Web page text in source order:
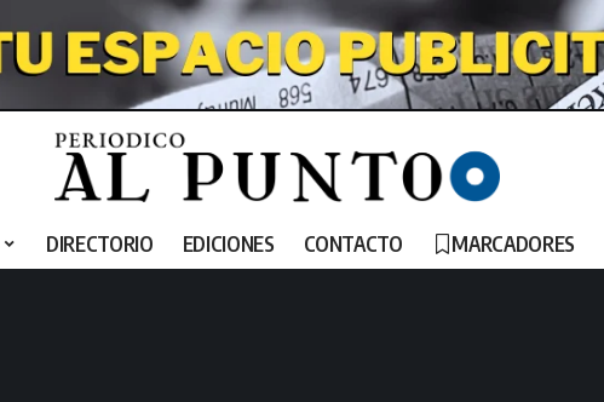
DIRECTORIO EDICIONES CONTACTO MARCADORES